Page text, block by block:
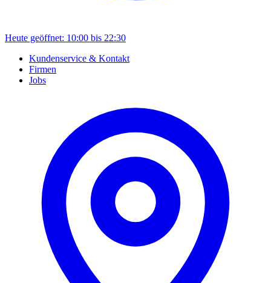
Heute geöffnet: 10:00 bis 22:30
Kundenservice & Kontakt
Firmen
Jobs